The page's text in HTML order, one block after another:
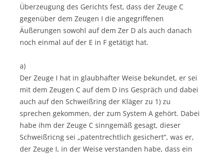
Überzeugung des Gerichts fest, dass der Zeuge C
gegenüber dem Zeugen I die angegriffenen
Äußerungen sowohl auf dem Zer D als auch danach
noch einmal auf der E in F getätigt hat.
a)
Der Zeuge I hat in glaubhafter Weise bekundet, er sei
mit dem Zeugen C auf dem D ins Gespräch und dabei
auch auf den Schweißring der Kläger zu 1) zu
sprechen gekommen, der zum System A gehört. Dabei
habe ihm der Zeuge C sinngemäß gesagt, dieser
Schweißricng sei „patentrechtlich gesichert“, was er,
der Zeuge I, in der Weise verstanden habe, dass ein